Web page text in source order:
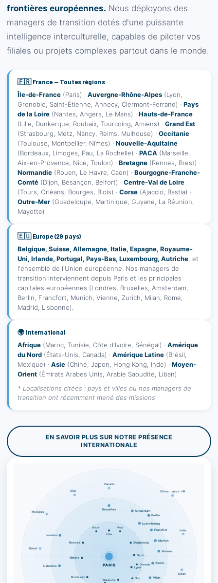
frontières européennes. Nous déployons des
managers de transition dotés d'une puissante
intelligence interculturelle, capables de piloter vos
filiales ou projets complexes partout dans le monde.
🇫🇷 France — Toutes régions
Île-de-France (Paris) · Auvergne-Rhône-Alpes (Lyon,
Grenoble, Saint-Étienne, Annecy, Clermont-Ferrand) · Pays
de la Loire (Nantes, Angers, Le Mans) · Hauts-de-France
(Lille, Dunkerque, Roubaix, Tourcoing, Amiens) · Grand Est
(Strasbourg, Metz, Nancy, Reims, Mulhouse) · Occitanie
(Toulouse, Montpellier, Nîmes) · Nouvelle-Aquitaine
(Bordeaux, Limoges, Pau, La Rochelle) · PACA (Marseille,
Aix-en-Provence, Nice, Toulon) · Bretagne (Rennes, Brest) ·
Normandie (Rouen, Le Havre, Caen) · Bourgogne-Franche-
Comté (Dijon, Besançon, Belfort) · Centre-Val de Loire
(Tours, Orléans, Bourges, Blois) · Corse (Ajaccio, Bastia) ·
Outre-Mer (Guadeloupe, Martinique, Guyane, La Réunion,
Mayotte)
🇪🇺 Europe (29 pays)
Belgique, Suisse, Allemagne, Italie, Espagne, Royaume-
Uni, Irlande, Portugal, Pays-Bas, Luxembourg, Autriche, et
l'ensemble de l'Union européenne. Nos managers de
transition interviennent depuis Paris et les principales
capitales européennes (Londres, Bruxelles, Amsterdam,
Berlin, Francfort, Munich, Vienne, Zurich, Milan, Rome,
Madrid, Lisbonne).
🌍 International
Afrique (Maroc, Tunisie, Côte d'Ivoire, Sénégal) · Amérique
du Nord (États-Unis, Canada) · Amérique Latine (Brésil,
Mexique) · Asie (Chine, Japon, Hong Kong, Inde) · Moyen-
Orient (Émirats Arabes Unis, Arabie Saoudite, Liban)
* Localisations citées : pays et villes où nos managers de
transition ont récemment mené des missions
EN SAVOIR PLUS SUR NOTRE PRÉSENCE
INTERNATIONALE
Lille
Strasbourg
Dijon
Lyon
Marseille Nice
Bordeaux
Nantes
Rennes
Rouen Metz
Grenoble
Bruxelles Amsterdam
Luxembourg
Berlin
Francfort
Munich
Vienne
Zurich
Milan
Lisbonne
Londres
Canada
USA
Mexique
Brésil
Liban
Inde
Chine · Japon · HK
PARIS